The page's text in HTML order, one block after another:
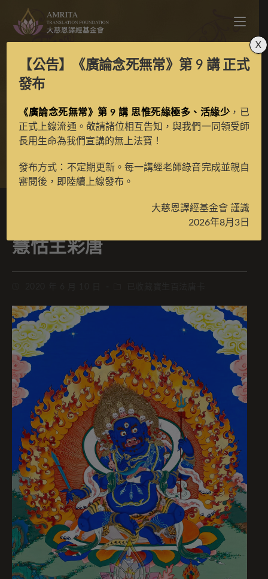
寶生百法之龍樹傳規四
臂智慧怙主彩唐
寶生百法之龍樹傳規四臂智
慧怙主彩唐
【公告】 《廣論念死無常》第 9 講正式
發布
《廣論念死無常》第 9 講 思惟死緣極多、活緣少 ，已
正式上線流通。敬請諸位相互告知，與我們一同領受師
長用生命為我們宣講的無上法寶！
發布方式：不定期更新。每一講經老師錄音完成並親自
審閱後，即陸續上線發布。
大慈恩譯經基金會 謹識
2026年8月3日
X